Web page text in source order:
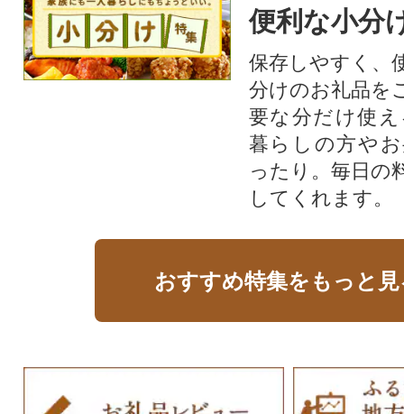
便利な小分
保存しやすく、
分けのお礼品を
要な分だけ使
暮らしの方や
ったり。毎日の
してくれます。
おすすめ特集をもっと